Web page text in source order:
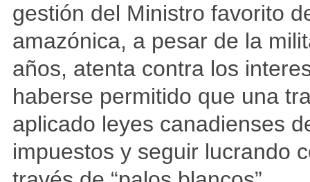
gestión del Ministro favorito
amazónica, a pesar de la
años, atenta contra los
haberse permitido que una
aplicado leyes canadienses
impuestos y seguir lucrando